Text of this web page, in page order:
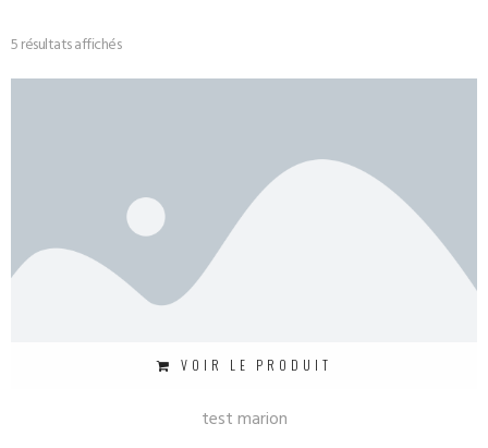
5 résultats affichés
VOIR LE PRODUIT
test marion